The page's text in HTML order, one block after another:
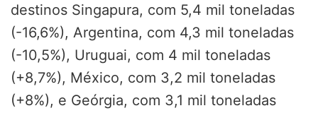
destinos Singapura, com 5,4 mil toneladas
(-16,6%), Argentina, com 4,3 mil toneladas
(-10,5%), Uruguai, com 4 mil toneladas
(+8,7%), México, com 3,2 mil toneladas
(+8%), e Geórgia, com 3,1 mil toneladas